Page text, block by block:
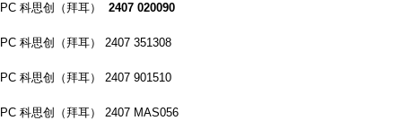
PC 科思创（拜耳） 2407 020090
PC 科思创（拜耳） 2407 351308
PC 科思创（拜耳） 2407 901510
PC 科思创（拜耳） 2407 MAS056